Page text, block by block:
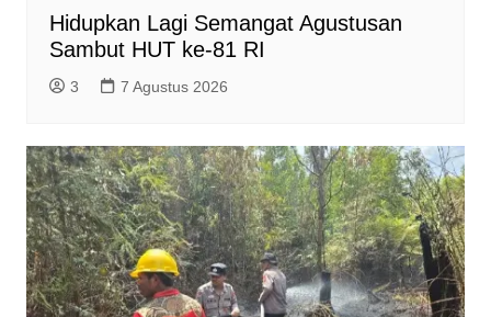
Hidupkan Lagi Semangat Agustusan
Sambut HUT ke-81 RI
3 7 Agustus 2026